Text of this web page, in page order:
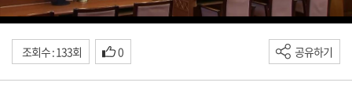
조회수 : 133회 0 공유하기